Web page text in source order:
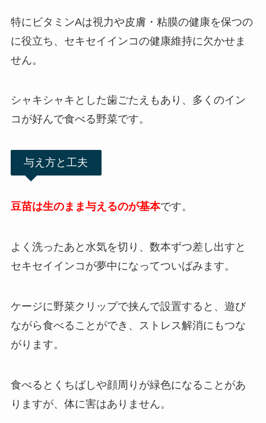
特にビタミンAは視力や皮膚・粘膜の健康を保つの
に役立ち、セキセイインコの健康維持に欠かせま
せん。
シャキシャキとした歯ごたえもあり、多くのイン
コが好んで食べる野菜です。
与え方と工夫
豆苗は生のまま与えるのが基本です。
よく洗ったあと水気を切り、数本ずつ差し出すと
セキセイインコが夢中になってついばみます。
ケージに野菜クリップで挟んで設置すると、遊び
ながら食べることができ、ストレス解消にもつな
がります。
食べるとくちばしや顔周りが緑色になることがあ
りますが、体に害はありません。